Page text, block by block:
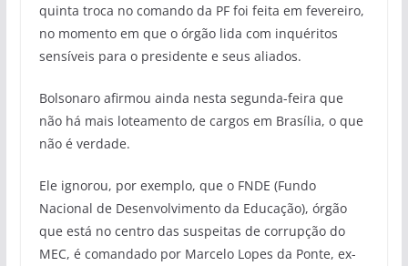
quinta troca no comando da PF foi feita em fevereiro,
no momento em que o órgão lida com inquéritos
sensíveis para o presidente e seus aliados.
Bolsonaro afirmou ainda nesta segunda-feira que
não há mais loteamento de cargos em Brasília, o que
não é verdade.
Ele ignorou, por exemplo, que o FNDE (Fundo
Nacional de Desenvolvimento da Educação), órgão
que está no centro das suspeitas de corrupção do
MEC, é comandado por Marcelo Lopes da Ponte, ex-